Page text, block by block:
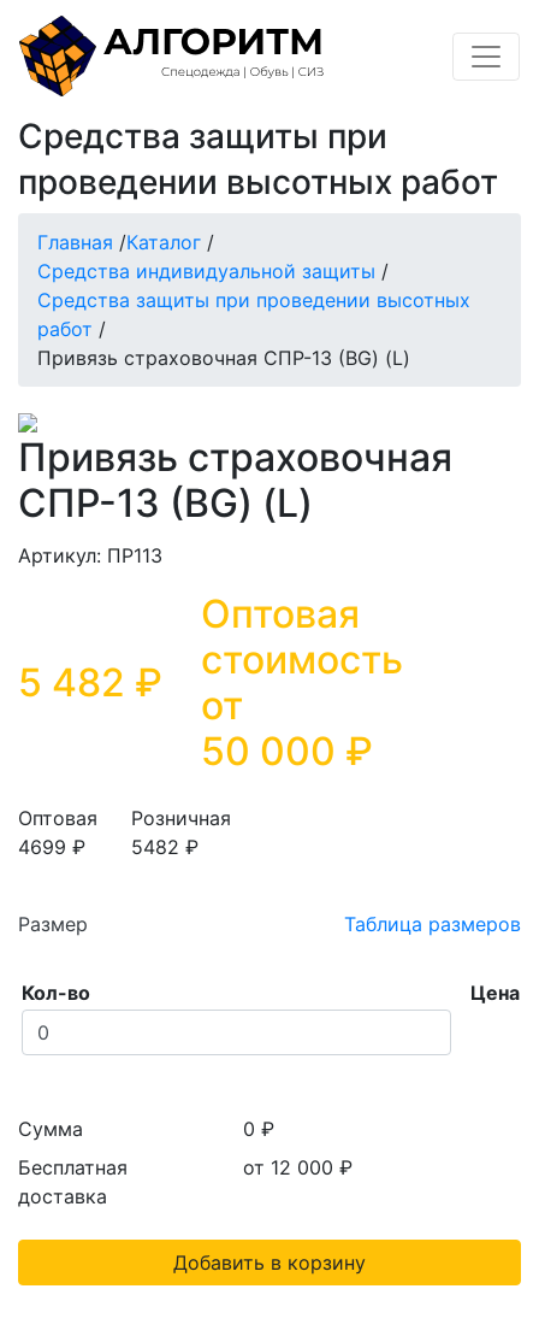
Средства защиты при
проведении высотных работ
Главная /Каталог /
Средства индивидуальной защиты /
Средства защиты при проведении высотных
работ /
Привязь страховочная СПР-13 (BG) (L)
Привязь страховочная
СПР-13 (BG) (L)
Артикул: ПР113
5 482 ₽
Оптовая
стоимость
от
50 000 ₽
Оптовая
4699 ₽
Розничная
5482 ₽
Размер Таблица размеров
Кол-во Цена
Сумма
Бесплатная
доставка
0 ₽
от 12 000 ₽
Добавить в корзину